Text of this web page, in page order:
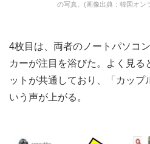
の写真。(画像出典：韓国オン
4枚目は、両者のノートパソコ
カーが注目を浴びた。よく見る
ットが共通しており、「カップ
いう声が上がる。